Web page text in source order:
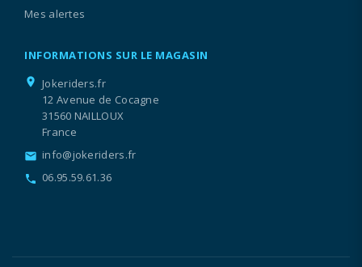
Mes alertes
INFORMATIONS SUR LE MAGASIN
location_on
Jokeriders.fr
12 Avenue de Cocagne
31560 NAILLOUX
France
email info@jokeriders.fr
call 06.95.59.61.36